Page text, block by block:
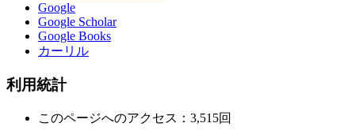
Google
Google Scholar
Google Books
カーリル
利用統計
このページへのアクセス：3,515回